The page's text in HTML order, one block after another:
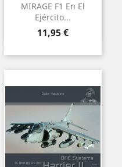
MIRAGE F1 En El
Ejército...
Precio
11,95 €